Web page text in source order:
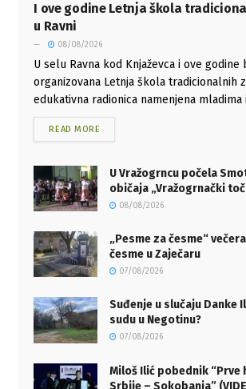
I ove godine Letnja škola
u Ravni
08/08/2026
U selu Ravna kod Knjaževca i ove godine
organizovana Letnja škola tradicionalnih
edukativna radionica namenjena mladima
READ MORE
U Vražogrncu počela
običaja „Vražogrnački
08/08/2026
„Pesme za česme“
česme u Zaječaru
07/08/2026
Suđenje u slučaju Danke
sudu u Negotinu?
07/08/2026
Miloš Ilić pobednik “Prve
Srbije – Sokobanja”